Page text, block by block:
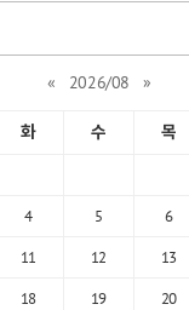
« 2026/08 »
화 수 목
4 5 6
11 12 13
18 19 20